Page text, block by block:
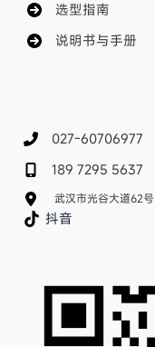
选型指南
说明书与手册
027-60706977
189 7295 5637
武汉市光谷大道62号
抖音